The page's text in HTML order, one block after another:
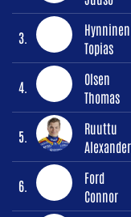
3.
Hynninen
Topias
4.
Olsen
Thomas
5.
Ruuttu
Alexander
6.
Ford
Connor